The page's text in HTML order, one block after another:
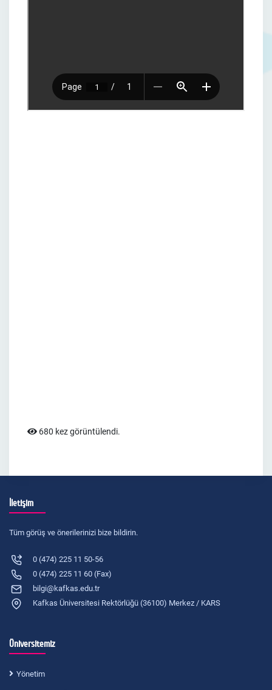
680 kez görüntülendi.
İletişim
Tüm görüş ve önerilerinizi bize bildirin.
0 (474) 225 11 50-56
0 (474) 225 11 60 (Fax)
bilgi@kafkas.edu.tr
Kafkas Üniversitesi Rektörlüğü (36100) Merkez / KARS
Üniversitemiz
Yönetim